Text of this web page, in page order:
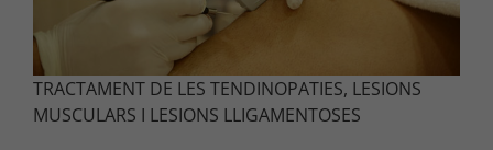
TRACTAMENT DE LES TENDINOPATIES, LESIONS
MUSCULARS I LESIONS LLIGAMENTOSES